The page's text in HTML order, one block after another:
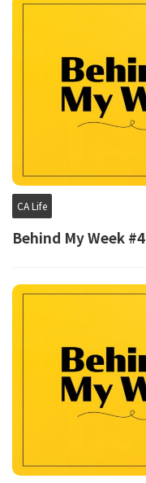
CA Life
Behind My Week #4